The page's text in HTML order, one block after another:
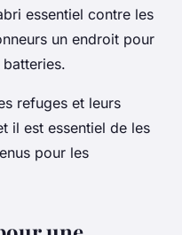
essentiel contre les
un endroit pour
refuges et leurs
il est essentiel de les
pour les